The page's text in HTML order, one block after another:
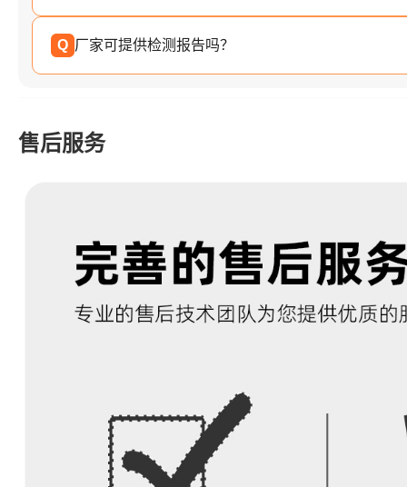
Q 厂家可提供检测报告吗？
售后服务